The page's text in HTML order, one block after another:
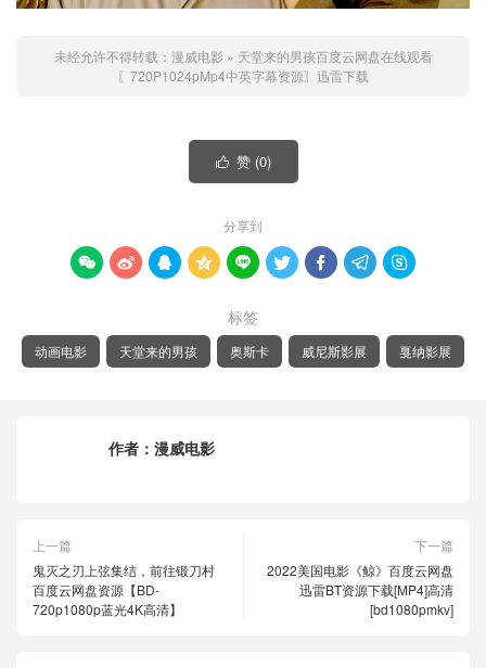
未经允许不得转载： 漫威电影 » 天堂来的男孩百度云网盘在线观看
〖720P1024pMp4中英字幕资源〗迅雷下载
 赞 (0)
分享到
        
标签
动画电影 天堂来的男孩 奥斯卡 威尼斯影展 戛纳影展
作者： 漫威电影
上一篇
鬼灭之刃上弦集结，前往锻刀村
百度云网盘资源【BD-
720p1080p蓝光4K高清】
下一篇
2022美国电影《鲸》百度云网盘
迅雷BT资源下载[MP4]高清
[bd1080pmkv]